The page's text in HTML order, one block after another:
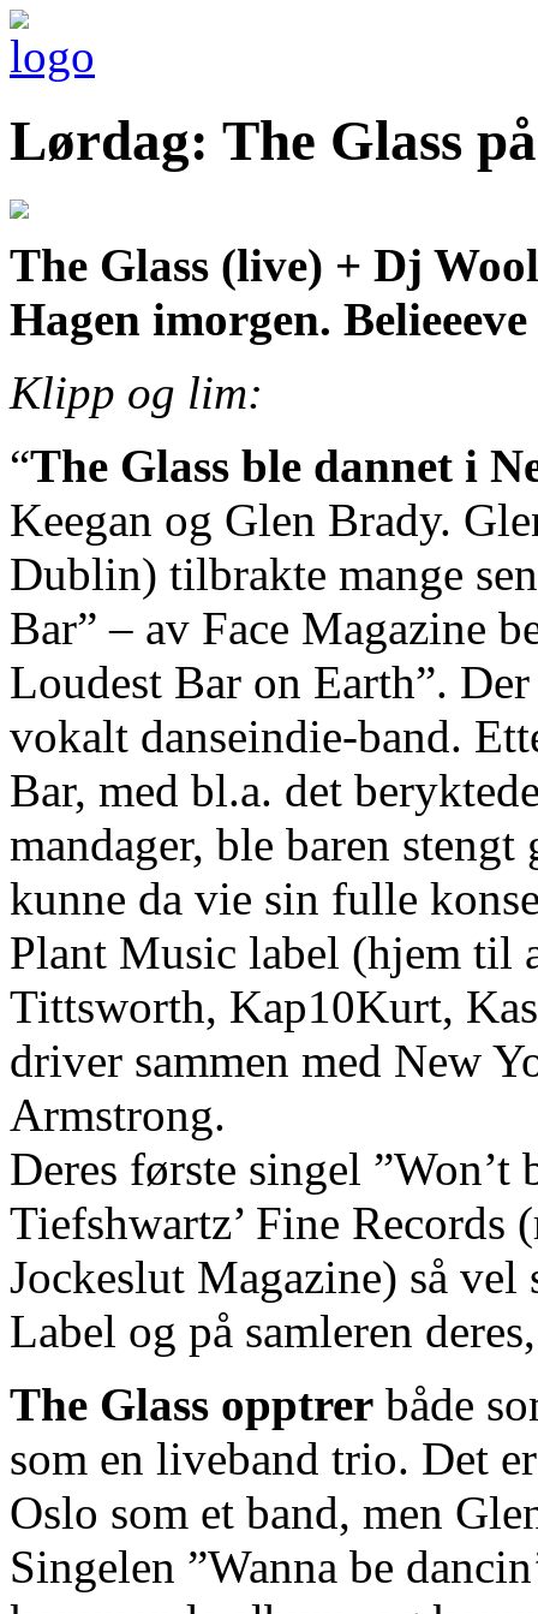
Lørdag: The Glass
Is
AddictiveTramadol
Considered
NarcoticWhat
Is
Medicine
TramadolTramadol
AbuseTramadol
Used
TreatCheap
Tramadol
Fedex
OvernightTramadol
ApTramacetTramadol
50
Mg
TabletsIs
A
Synthetic
OpiateTramadol
Cause
DepressionOnline
UltramBuy
Online
UltramOnline
Pharmacy
Online
UltramOnline
Prescription
UltramOnline
UltramOnline
Tramadol
UltramUltram
DetoxUltram
Ultram
Make
You
Feel
Ultram
AddictingUltram
IngredientsUltram
DiscussionUltram
DependencyUltram
Urine
ScreensIs
A
To
Get
Off
UltramUltram
The Glass (live) + Dj
Hagen imorgen.
Klipp og lim:
“The Glass ble dannet i
Keegan og Glen Brady.
Dublin) tilbrakte mange
Bar” – av Face Magazine
Loudest Bar on Earth”.
vokalt danseindie-band.
Bar, med bl.a. det
mandager, ble baren
kunne da vie sin fulle
Plant Music label (hjem til
Tittsworth, Kap10Kurt,
driver sammen med New
Armstrong.
Deres første singel ”Won’t
Tiefshwartz’ Fine Records
Jockeslut Magazine) så
Label og på samleren
The Glass opptrer både
som en liveband trio. Det
Oslo som et band, men
Singelen ”Wanna be